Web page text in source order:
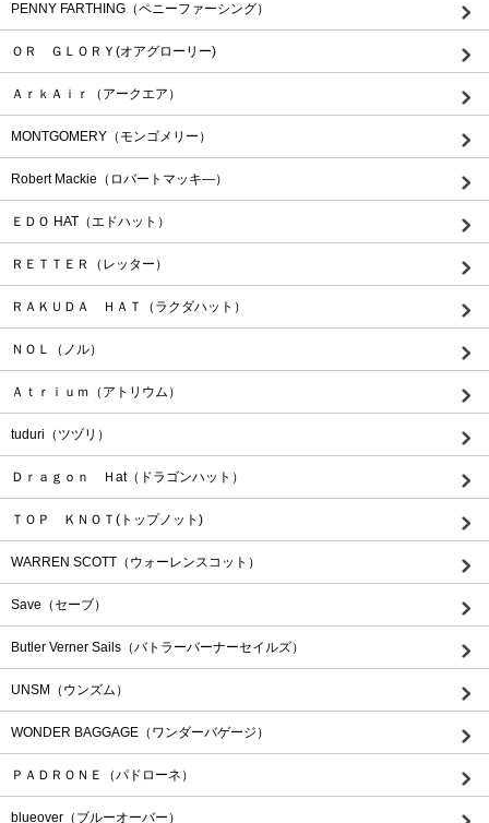
PENNY FARTHING（ペニーファーシング）
ＯＲ ＧＬＯＲＹ(オアグローリー)
ＡｒｋＡｉｒ（アークエア）
MONTGOMERY（モンゴメリー）
Robert Mackie（ロバートマッキ―）
ＥＤＯ HAT（エドハット）
ＲＥＴＴＥＲ（レッター）
ＲＡＫＵＤＡ ＨＡＴ（ラクダハット）
ＮＯＬ（ノル）
Ａｔｒｉｕｍ（アトリウム）
tuduri（ツヅリ）
Ｄｒａｇｏｎ Ｈat（ドラゴンハット）
ＴＯＰ ＫＮＯＴ(トップノット)
WARREN SCOTT（ウォーレンスコット）
Save（セーブ）
Butler Verner Sails（バトラーバーナーセイルズ）
UNSM（ウンズム）
WONDER BAGGAGE（ワンダーバゲージ）
ＰＡＤＲＯＮＥ（パドローネ）
blueover（ブルーオーバー）